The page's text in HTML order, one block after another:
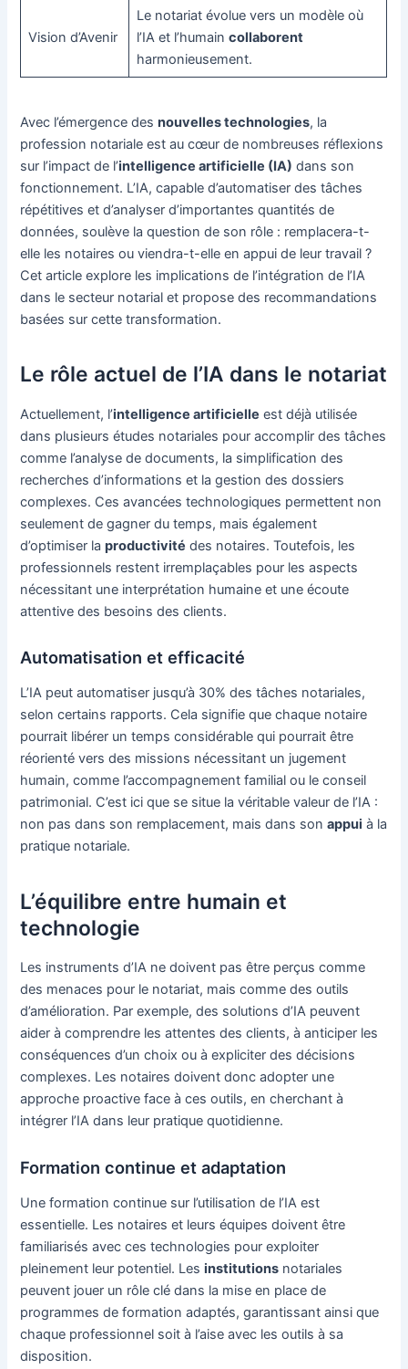
Vision d’Avenir
Le notariat évolue vers un modèle où
l’IA et l’humain collaborent
harmonieusement.
Avec l’émergence desnouvelles technologies, la
profession notariale est au cœur de nombreuses réflexions
sur l’impact de l’intelligence artificielle (IA) dans son
fonctionnement. L’IA, capable d’automatiser des tâches
répétitives et d’analyser d’importantes quantités de
données, soulève la question de son rôle : remplacera-t-
elle les notaires ou viendra-t-elle en appui de leur travail ?
Cet article explore les implications de l’intégration de l’IA
dans le secteur notarial et propose des recommandations
basées sur cette transformation.
Le rôle actuel de l’IA dans le notariat
Actuellement, l’intelligence artificielle est déjà utilisée
dans plusieurs études notariales pour accomplir des tâches
comme l’analyse de documents, la simplification des
recherches d’informations et la gestion des dossiers
complexes. Ces avancées technologiques permettent non
seulement de gagner du temps, mais également
d’optimiser laproductivité des notaires. Toutefois, les
professionnels restent irremplaçables pour les aspects
nécessitant une interprétation humaine et une écoute
attentive des besoins des clients.
Automatisation et efficacité
L’IA peut automatiser jusqu’à 30% des tâches notariales,
selon certains rapports. Cela signifie que chaque notaire
pourrait libérer un temps considérable qui pourrait être
réorienté vers des missions nécessitant un jugement
humain, comme l’accompagnement familial ou le conseil
patrimonial. C’est ici que se situe la véritable valeur de l’IA :
non pas dans son remplacement, mais dans sonappui à la
pratique notariale.
L’équilibre entre humain et
technologie
Les instruments d’IA ne doivent pas être perçus comme
des menaces pour le notariat, mais comme des outils
d’amélioration. Par exemple, des solutions d’IA peuvent
aider à comprendre les attentes des clients, à anticiper les
conséquences d’un choix ou à expliciter des décisions
complexes. Les notaires doivent donc adopter une
approche proactive face à ces outils, en cherchant à
intégrer l’IA dans leur pratique quotidienne.
Formation continue et adaptation
Une formation continue sur l’utilisation de l’IA est
essentielle. Les notaires et leurs équipes doivent être
familiarisés avec ces technologies pour exploiter
pleinement leur potentiel. Lesinstitutions notariales
peuvent jouer un rôle clé dans la mise en place de
programmes de formation adaptés, garantissant ainsi que
chaque professionnel soit à l’aise avec les outils à sa
disposition.